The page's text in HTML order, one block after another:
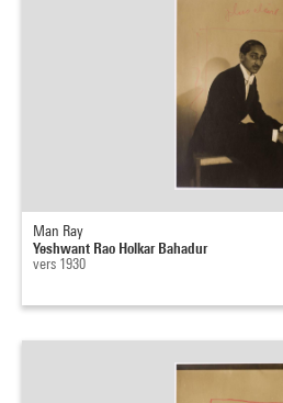
Man Ray
Yeshwant Rao Holkar Bahadur
vers 1930